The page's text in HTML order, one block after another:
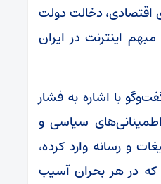
دخالت دولت
اینترنت در ایران
با اشاره به فشار
سیاسی و
و رسانه وارد کرده،
در هر بحران آسیب